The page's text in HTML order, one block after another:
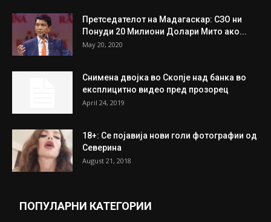
Претседателот на Мадагаскар: СЗО ни
Понуди 20 Милиони Долари Мито ако...
May 20, 2020
Снимена двојка во Скопје над банка во
експлицитно видео пред прозорец
April 24, 2019
18+: Се појавија нови голи фотографии од
Северина
August 21, 2018
ПОПУЛАРНИ КАТЕГОРИИ